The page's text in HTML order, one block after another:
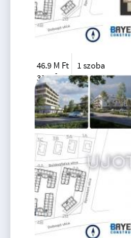
46.9 M Ft
31 m2
1 szoba
3.
emelet